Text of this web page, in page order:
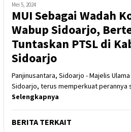
Mei 5, 2024
MUI Sebagai Wadah
Wabup Sidoarjo,
Tuntaskan PTSL di
Sidoarjo
Panjinusantara, Sidoarjo - Majelis
Sidoarjo, terus memperkuat perannya
Selengkapnya
BERITA TERKAIT